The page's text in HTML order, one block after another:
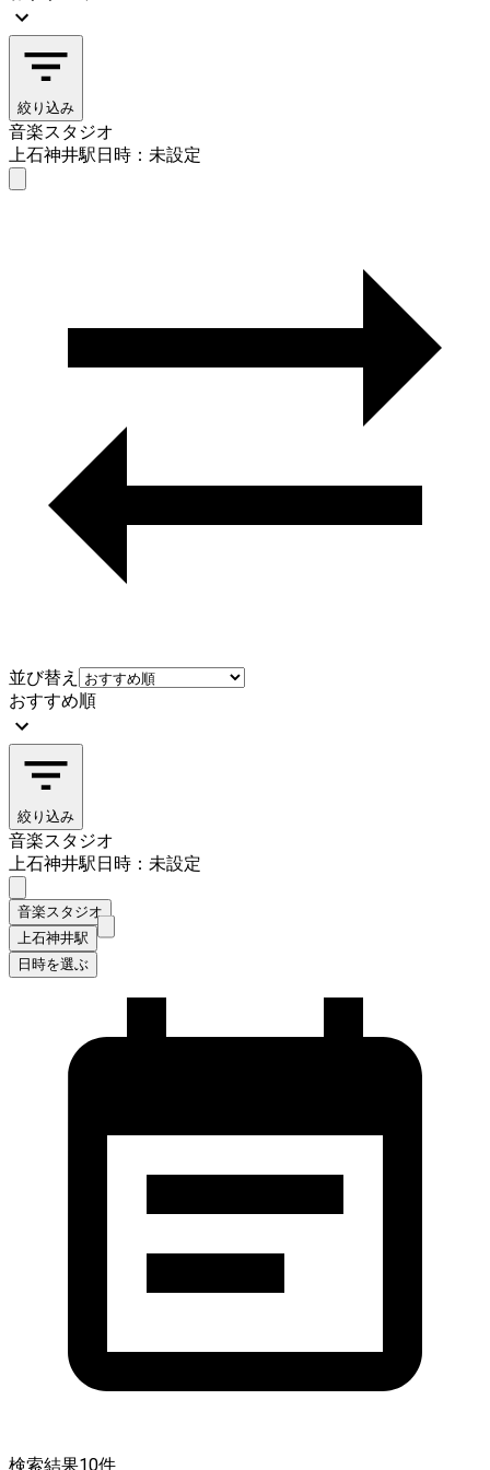
絞り込み
音楽スタジオ
上石神井駅日時：未設定
並び替え
おすすめ順
絞り込み
音楽スタジオ
上石神井駅日時：未設定
音楽スタジオ
上石神井駅
日時を選ぶ
検索結果10件